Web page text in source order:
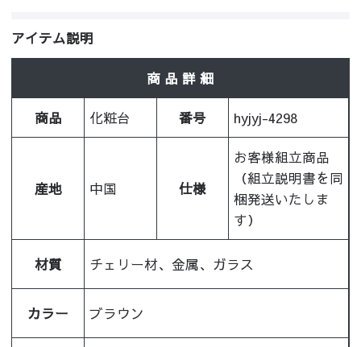
アイテム説明
商 品 詳 細
商品 化粧台 番号 hyjyj-4298
産地 中国 仕様
お客様組立商品
（組立説明書を同
梱発送いたしま
す）
材質 チェリー材、金属、ガラス
カラー ブラウン